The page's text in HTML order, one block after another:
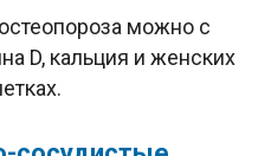
можно с
D, кальция и женских